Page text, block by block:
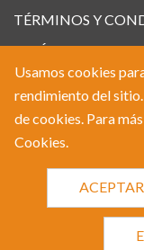
Usamos cookies
rendimiento del
de cookies. Para
Cookies.
TÉRMINOS Y
POLÍTICAS DE
POLÍTICAS DE
© 2022 BOROO,
Webtilia